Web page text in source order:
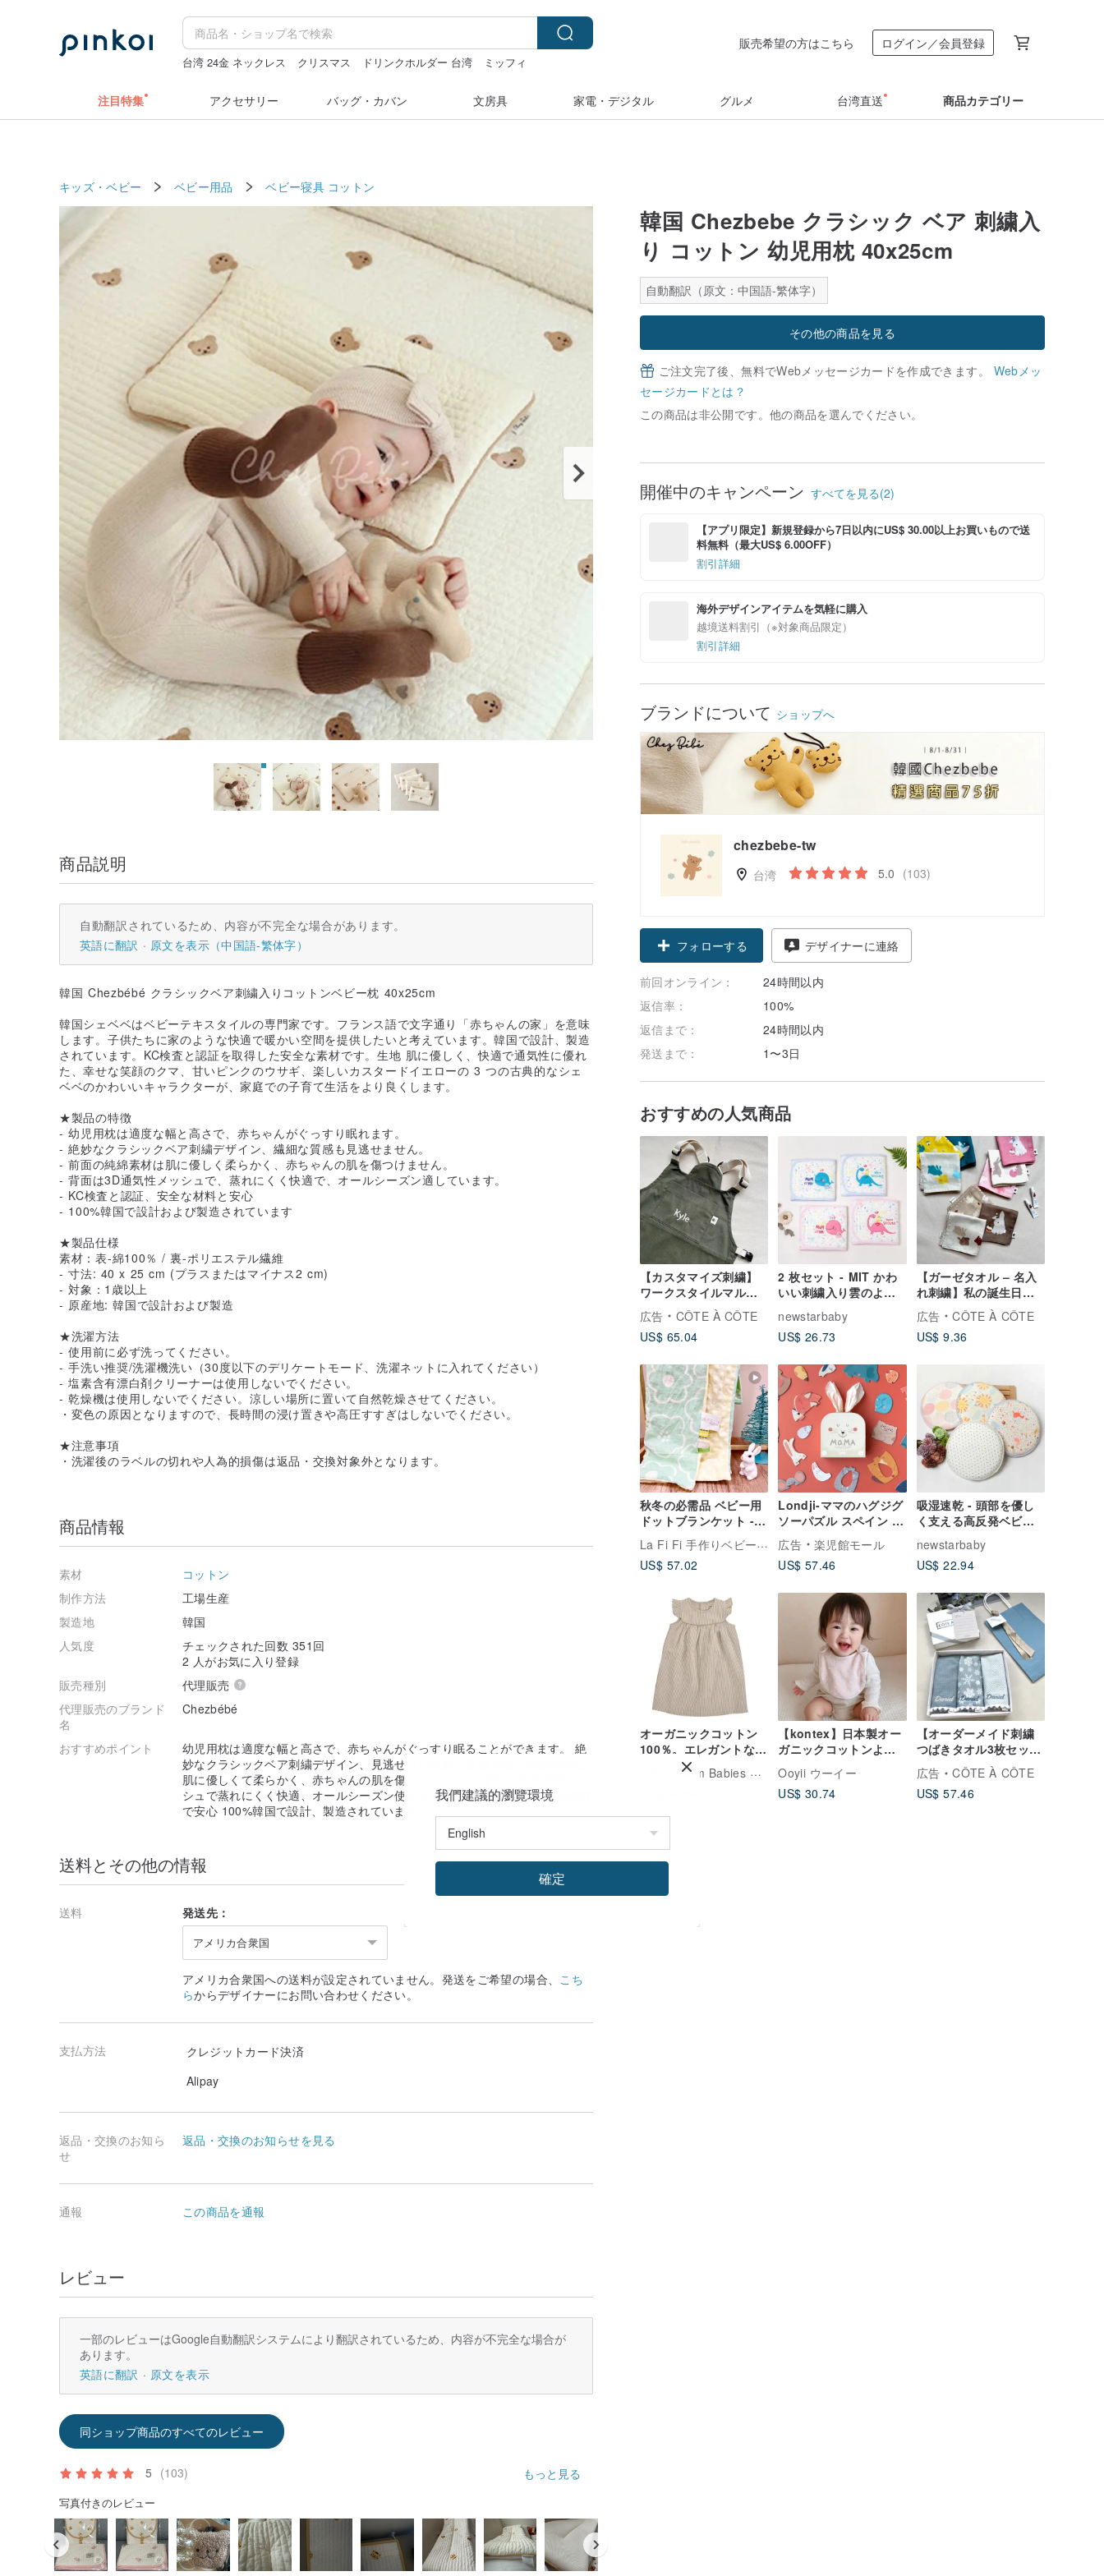
台湾 24金 ネックレス クリスマス ドリンクホルダー 台湾
ミッフィ
販売希望の方はこちら ログイン／会員登録
注目特集 アクセサリー バッグ・カバン 文房具 家電・デジタル グルメ 台湾直送 商品カテゴリー
キッズ・ベビー ベビー用品 ベビー寝具 コットン
韓国 Chezbebe クラシック ベア 刺繍入
り コットン 幼児用枕 40x25cm
自動翻訳（原文：中国語-繁体字）
その他の商品を見る
ご注文完了後、無料でWebメッセージカードを作成できます。 Webメッ
セージカードとは？
この商品は非公開です。他の商品を選んでください。
開催中のキャンペーン すべてを見る(2)
【アプリ限定】新規登録から7日以内にUS$ 30.00以上お買いもので送
料無料（最大US$ 6.00OFF）
割引詳細
海外デザインアイテムを気軽に購入
越境送料割引（※対象商品限定）
割引詳細
ブランドについて ショップへ
chezbebe-tw
台湾 5.0 (103)
フォローする デザイナーに連絡
前回オンライン：
24時間以内
返信率：
100%
返信まで：
24時間以内
発送まで：
1〜3日
おすすめの人気商品
【カスタマイズ刺繍】
ワークスタイルマルチ
ポケットサロペット・
エプロン・子供服 2色
展開
広告
CÔTE À CÔTE
US$ 65.04
2 枚セット - MIT かわ
いい刺繍入り雲のよう
保温ベビー腹巻 赤ちゃ
ん腹巻 台湾製
newstarbaby
US$ 26.73
【ガーゼタオル – 名入
れ刺繍】私の誕生日、
大好き うさぎベビー ハ
ンカチ 6 重ガーゼ 出産
祝い
広告
CÔTE À CÔTE
US$ 9.36
秋冬の必需品 ベビー用
ドットブランケット -
ミントグリーン 出産祝
い 新生児ギフト ベビー
カーブランケット チャ
La Fi Fi 手作りベビー・キッズ用品＆親子の暮らし
US$ 57.02
Londji-ママのハグジグ
ソーパズル スペイン オ
リジナル
広告
楽児館モール
US$ 57.46
吸湿速乾 - 頭部を優し
く支える高反発ベビー
枕 - 通気孔 + 頭部保護
くぼみ - ベビーまくら
MIT
newstarbaby
US$ 22.94
オーガニックコットン
100％。エレガントなス
トライプのコットンド
From Babies with Love from UK
【kontex】日本製オー
ガニックコットンよだ
れかけよだれタオル ナ
チュラル水玉
Ooyii ウーイー
US$ 30.74
【オーダーメイド刺繍
つばきタオル3枚セッ
ト】赤ちゃんとわたし
の初雪
広告
CÔTE À CÔTE
US$ 57.46
商品説明
自動翻訳されているため、内容が不完全な場合があります。
英語に翻訳
原文を表示（中国語-繁体字）
韓国 Chezbébé クラシックベア刺繍入りコットンベビー枕 40x25cm
韓国シェベベはベビーテキスタイルの専門家です。フランス語で文字通り「赤ちゃんの家」を意味
します。子供たちに家のような快適で暖かい空間を提供したいと考えています。韓国で設計、製造
されています。KC検査と認証を取得した安全な素材です。生地 肌に優しく、快適で通気性に優れ
た、幸せな笑顔のクマ、甘いピンクのウサギ、楽しいカスタードイエローの 3 つの古典的なシェ
ベベのかわいいキャラクターが、家庭での子育て生活をより良くします。
★製品の特徴
- 幼児用枕は適度な幅と高さで、赤ちゃんがぐっすり眠れます。
- 絶妙なクラシックベア刺繍デザイン、繊細な質感も見逃せません。
- 前面の純綿素材は肌に優しく柔らかく、赤ちゃんの肌を傷つけません。
- 背面は3D通気性メッシュで、蒸れにくく快適で、オールシーズン適しています。
- KC検査と認証、安全な材料と安心
- 100%韓国で設計および製造されています
★製品仕様
素材：表-綿100％ / 裏-ポリエステル繊維
- 寸法: 40 x 25 cm (プラスまたはマイナス2 cm)
- 対象：1歳以上
- 原産地: 韓国で設計および製造
★洗濯方法
- 使用前に必ず洗ってください。
- 手洗い推奨/洗濯機洗い（30度以下のデリケートモード、洗濯ネットに入れてください）
- 塩素含有漂白剤クリーナーは使用しないでください。
- 乾燥機は使用しないでください。涼しい場所に置いて自然乾燥させてください。
・変色の原因となりますので、長時間の浸け置きや高圧すすぎはしないでください。
★注意事項
・洗濯後のラベルの切れや人為的損傷は返品・交換対象外となります。
商品情報
素材
コットン
制作方法
工場生産
製造地
韓国
人気度
チェックされた回数 351回
2 人がお気に入り登録
販売種別
代理販売
代理販売のブランド
名
Chezbébé
おすすめポイント
幼児用枕は適度な幅と高さで、赤ちゃんがぐっすり眠ることができます。 絶
妙なクラシックベア刺繍デザイン、見逃せない絶妙な質感 前面の純綿素材は
肌に優しくて柔らかく、赤ちゃんの肌を傷つけません。 背面は3D通気性メッ
シュで蒸れにくく快適、オールシーズン使えます。 KC検査・認証、安全素材
で安心 100%韓国で設計、製造されています
送料とその他の情報
送料 発送先：
アメリカ合衆国
アメリカ合衆国への送料が設定されていません。発送をご希望の場合、 こち
らからデザイナーにお問い合わせください。
支払方法
クレジットカード決済
Alipay
返品・交換のお知ら
せ
返品・交換のお知らせを見る
通報 この商品を通報
レビュー
一部のレビューはGoogle自動翻訳システムにより翻訳されているため、内容が不完全な場合が
あります。
英語に翻訳
原文を表示
同ショップ商品のすべてのレビュー
5 (103) もっと見る
写真付きのレビュー
我們建議的瀏覽環境
確定